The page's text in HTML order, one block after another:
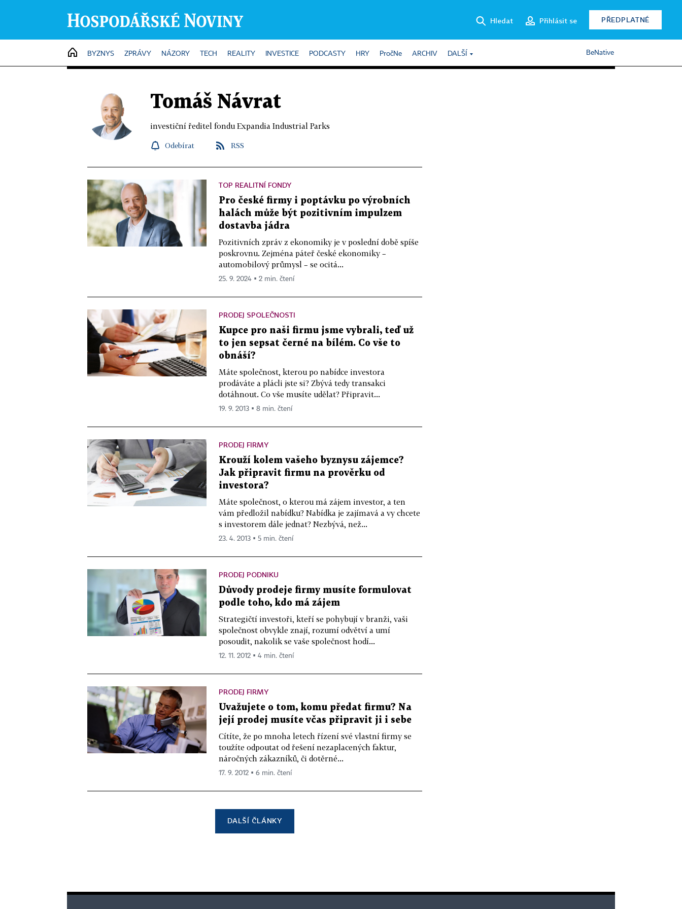
Hledat Přihlásit se PŘEDPLATNÉ
HOME
BYZNYS ZPRÁVY NÁZORY TECH REALITY INVESTICE PODCASTY HRY PročNe ARCHIV DALŠÍ BeNative
Tomáš Návrat
investiční ředitel fondu Expandia Industrial Parks
Odebírat RSS
TOP REALITNÍ FONDY
Pro české firmy i poptávku po výrobních
halách může být pozitivním impulzem
dostavba jádra
Pozitivních zpráv z ekonomiky je v poslední době spíše
poskrovnu. Zejména páteř české ekonomiky –
automobilový průmysl – se ocitá...
25. 9. 2024 ▪ 2 min. čtení
PRODEJ SPOLEČNOSTI
Kupce pro naši firmu jsme vybrali, teď už
to jen sepsat černé na bílém. Co vše to
obnáší?
Máte společnost, kterou po nabídce investora
prodáváte a plácli jste si? Zbývá tedy transakci
dotáhnout. Co vše musíte udělat? Připravit...
19. 9. 2013 ▪ 8 min. čtení
PRODEJ FIRMY
Krouží kolem vašeho byznysu zájemce?
Jak připravit firmu na prověrku od
investora?
Máte společnost, o kterou má zájem investor, a ten
vám předložil nabídku? Nabídka je zajímavá a vy chcete
s investorem dále jednat? Nezbývá, než...
23. 4. 2013 ▪ 5 min. čtení
PRODEJ PODNIKU
Důvody prodeje firmy musíte formulovat
podle toho, kdo má zájem
Strategičtí investoři, kteří se pohybují v branži, vaši
společnost obvykle znají, rozumí odvětví a umí
posoudit, nakolik se vaše společnost hodí...
12. 11. 2012 ▪ 4 min. čtení
PRODEJ FIRMY
Uvažujete o tom, komu předat firmu? Na
její prodej musíte včas připravit ji i sebe
Cítíte, že po mnoha letech řízení své vlastní firmy se
toužíte odpoutat od řešení nezaplacených faktur,
náročných zákazníků, či dotěrné...
17. 9. 2012 ▪ 6 min. čtení
DALŠÍ ČLÁNKY